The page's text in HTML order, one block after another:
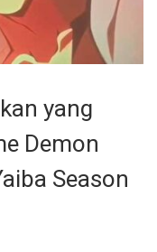
yang
Demon
Season